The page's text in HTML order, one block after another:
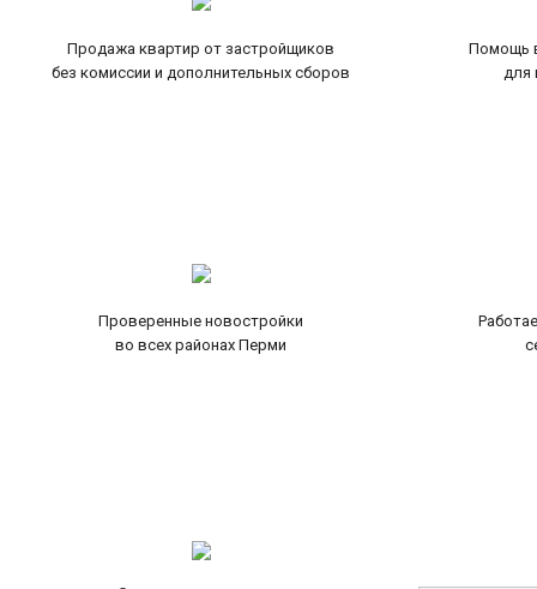
Продажа квартир от застройщиков
без комиссии и дополнительных сборов
Помощь
для
Проверенные новостройки
во всех районах Перми